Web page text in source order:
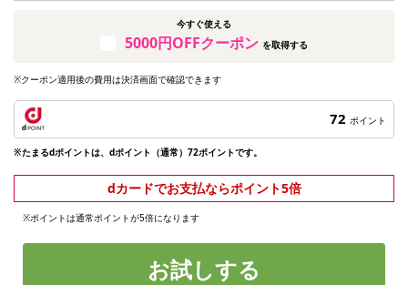
今すぐ使える
5000円OFFクーポン を取得する
※クーポン適用後の費用は決済画面で確認できます
72 ポイント
※たまるdポイントは、dポイント（通常）72ポイントです。
dカードでお支払ならポイント5倍
※ポイントは通常ポイントが5倍になります
お試しする